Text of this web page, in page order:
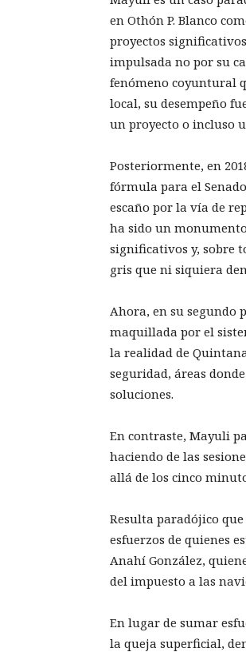
en Othón P. Blanco
proyectos
impulsada no por su
fenómeno coyuntural
local, su desempeño
un proyecto o incluso
Posteriormente, en
fórmula para el
escaño por la vía de
ha sido un
significativos y, sobre
gris que ni siquiera
Ahora, en su segundo
maquillada por el
la realidad de
seguridad, áreas
soluciones.
En contraste, Mayuli
haciendo de las
allá de los cinco
Resulta paradójico
esfuerzos de quienes
Anahí González,
del impuesto a las
En lugar de sumar
la queja superficial,